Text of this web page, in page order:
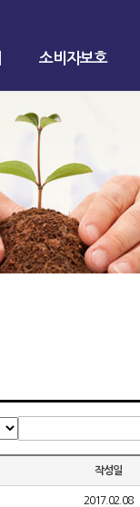
소비자보호
작성일
2017.02.08